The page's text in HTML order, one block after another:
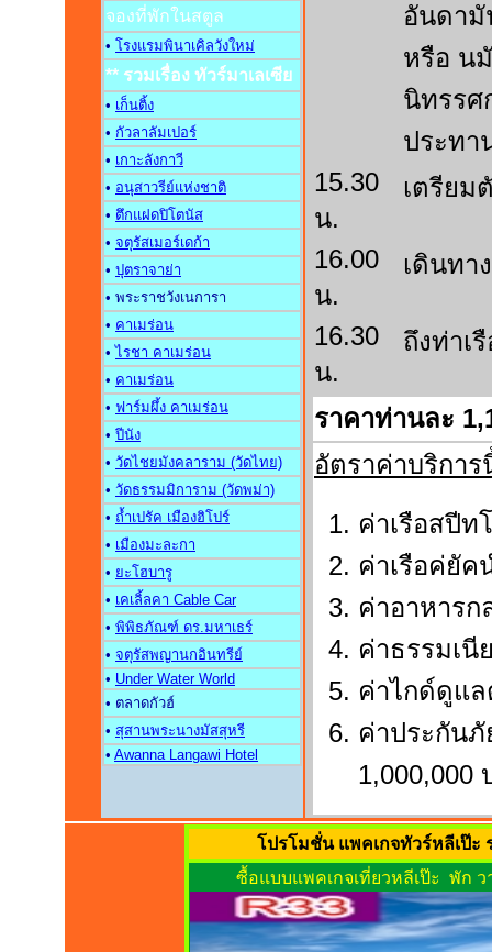
จองที่พักในสตูล
• โรงแรมพินาเคิลวังใหม่
** รวมเรื่อง ทัวร์มาเลเซีย
• เก็นติ้ง
• กัวลาลัมเปอร์
• เกาะลังกาวี
• อนุสาวรีย์แห่งชาต
• ตึกแฝดปิโตนัส
• จตุรัสเมอร์เดก้า
• ปุตราจาย่า
• พระราชวังเนการา
• คาเมร่อน
•ไรชา คาเมร่อน
• คาเมร่อน
• ฟาร์มผึ้ง คาเมร่อน
• ปีนัง
• วัดไชยมังคลาราม (วัดไทย)
• วัดธรรมมิการาม (วัดพม่า)
• ถ้ำเปรัค เมืองฮิโปร์
• เมืองมะละกา
• ยะโฮบารู
• เคเลิ้ลคา Cable Car
• พิพิธภัณฑ์ ดร.มหาเธร์
• จตุรัสพญานกอินทรีย์
• Under Water World
• ตลาดกัวฮ์
• สุสานพระนางมัสสุหรี
• Awanna Langawi Hotel
อันดามั
หรือ น
นิทรรศ
ประทา
15.30
น.
เตรียม
16.00
น.
เดินทา
16.30
น.
ถึงท่าเ
ราคาท่านละ
อัตราค่าบริกา
ค่าเรือสปีท
ค่าเรือค่ยัค
ค่าอาหารก
ค่าธรรมเนี
ค่าไกด์ดูแ
ค่าประกันภั
1,000,000
โปรโมชั่น แพคเกจทัวร์หลีเป๊ะ
ซื้อแบบแพคเกจเที่ยวหลีเป๊ะ พัก